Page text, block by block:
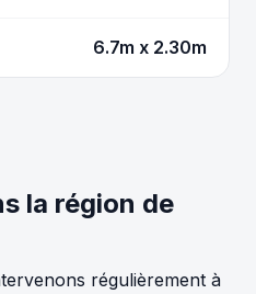
6.7m x 2.30m
la région de
régulièrement à